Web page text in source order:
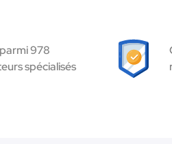
978
spécialisés